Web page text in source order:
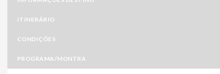
ITINERÁRIO
CONDIÇÕES
PROGRAMA/MONTRA